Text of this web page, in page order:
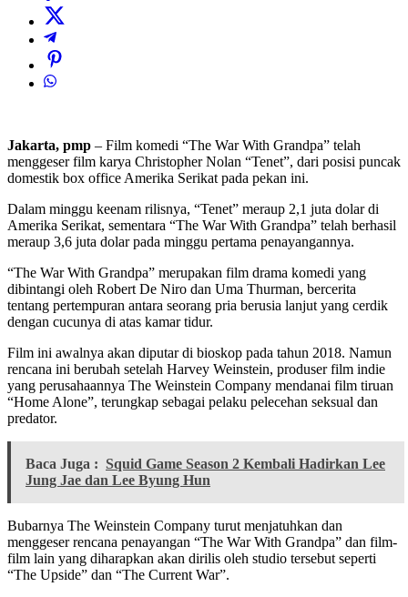
Jakarta, pmp – Film komedi “The War With Grandpa” telah
menggeser film karya Christopher Nolan “Tenet”, dari posisi puncak
domestik box office Amerika Serikat pada pekan ini.
Dalam minggu keenam rilisnya, “Tenet” meraup 2,1 juta dolar di
Amerika Serikat, sementara “The War With Grandpa” telah berhasil
meraup 3,6 juta dolar pada minggu pertama penayangannya.
“The War With Grandpa” merupakan film drama komedi yang
dibintangi oleh Robert De Niro dan Uma Thurman, bercerita
tentang pertempuran antara seorang pria berusia lanjut yang cerdik
dengan cucunya di atas kamar tidur.
Film ini awalnya akan diputar di bioskop pada tahun 2018. Namun
rencana ini berubah setelah Harvey Weinstein, produser film indie
yang perusahaannya The Weinstein Company mendanai film tiruan
“Home Alone”, terungkap sebagai pelaku pelecehan seksual dan
predator.
Baca Juga : Squid Game Season 2 Kembali Hadirkan Lee
Jung Jae dan Lee Byung Hun
Bubarnya The Weinstein Company turut menjatuhkan dan
menggeser rencana penayangan “The War With Grandpa” dan film-
film lain yang diharapkan akan dirilis oleh studio tersebut seperti
“The Upside” dan “The Current War”.